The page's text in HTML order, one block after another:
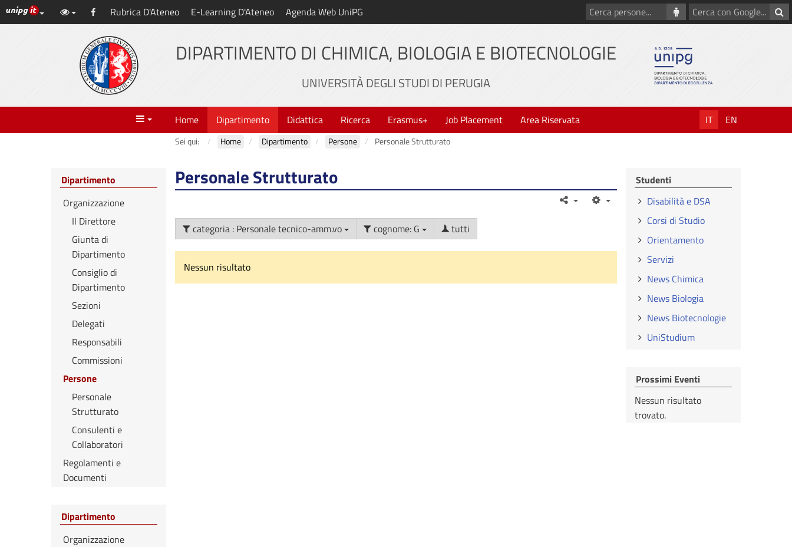
Vai
al
Link ai principali servizi web di Ateneo
Facebook
Rubrica D'Ateneo E-Learning D'Ateneo Agenda Web UniPG
Cerca
con
Cerca
persone
DIPARTIMENTO DI CHIMICA, BIOLOGIA E BIOTECNOLOGIE
UNIVERSITÀ DEGLI STUDI DI PERUGIA
Menu Home Dipartimento Didattica Ricerca Erasmus+ Job Placement Area Riservata IT EN
Sei qui: Home Dipartimento Persone Personale Strutturato
Personale Strutturato
categoria : Personale tecnico-amm.vo cognome: G tutti
Nessun risultato
Dipartimento
Organizzazione
Il Direttore
Giunta di
Dipartimento
Consiglio di
Dipartimento
Sezioni
Delegati
Responsabili
Commissioni
Persone
Personale
Strutturato
Consulenti e
Collaboratori
Regolamenti e
Documenti
Dipartimento
Organizzazione
Studenti
Disabilità e DSA
Corsi di Studio
Orientamento
Servizi
News Chimica
News Biologia
News Biotecnologie
UniStudium
Prossimi Eventi
Nessun risultato
trovato.